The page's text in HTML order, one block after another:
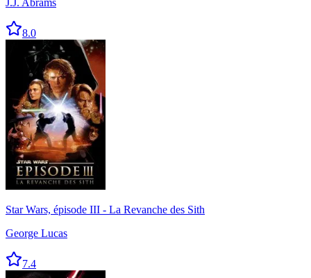
8.0
Star Wars, épisode III - La Revanche des Sith
George Lucas
7.4